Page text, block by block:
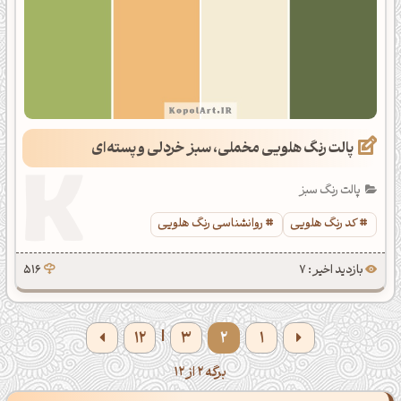
پالت رنگ هلویی مخملی، سبز خردلی و پسته‌ای
پالت رنگ سبز
کد رنگ هلویی
روانشناسی رنگ هلویی
بازدید اخیر : 7 516
1
2
3
|
12
برگه 2 از 12